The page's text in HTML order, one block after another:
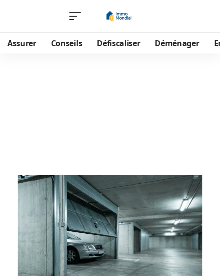
Assurer Conseils Défiscaliser Déménager